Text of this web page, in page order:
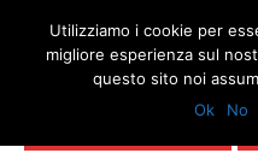
AMIANTO E SOCIETÀ
SICILIA BLOG
Utilizziamo i cookie per
migliore esperienza sul
questo sito noi
Ok
No